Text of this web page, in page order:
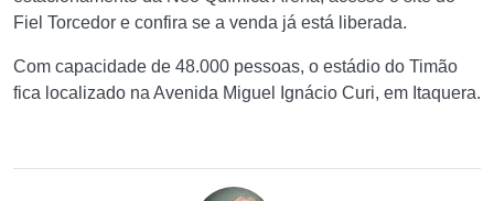
Fiel Torcedor e confira se a venda já está liberada.
Com capacidade de 48.000 pessoas, o estádio do Timão
fica localizado na Avenida Miguel Ignácio Curi, em Itaquera.